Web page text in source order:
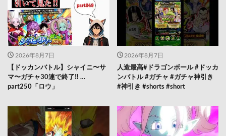
2026年8月7日
【ドッカンバトル】シャイニ〜サ
マ〜ガチャ30連で終了‼︎ …
part250「ロウ」
2026年8月7日
人造最高#ドラゴンボール #ドッカ
ンバトル #ガチャ #ガチャ神引き
#神引き #shorts #short